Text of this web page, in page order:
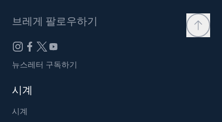
브레게 팔로우하기
뉴스레터 구독하기
시계
시계